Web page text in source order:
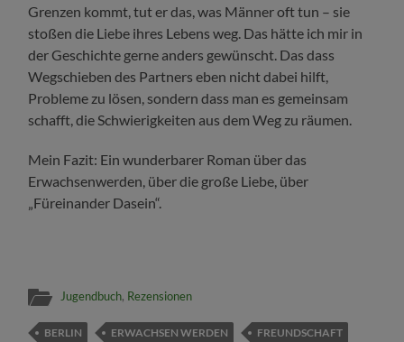
Grenzen kommt, tut er das, was Männer oft tun – sie
stoßen die Liebe ihres Lebens weg. Das hätte ich mir in
der Geschichte gerne anders gewünscht. Das dass
Wegschieben des Partners eben nicht dabei hilft,
Probleme zu lösen, sondern dass man es gemeinsam
schafft, die Schwierigkeiten aus dem Weg zu räumen.
Mein Fazit: Ein wunderbarer Roman über das
Erwachsenwerden, über die große Liebe, über
„Füreinander Dasein“.
Jugendbuch, Rezensionen
BERLIN ERWACHSEN WERDEN
FREUNDSCHAFT